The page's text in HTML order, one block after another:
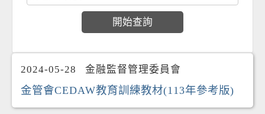
2024-05-28 金融監督管理委員會
金管會CEDAW教育訓練教材(113年參考版)